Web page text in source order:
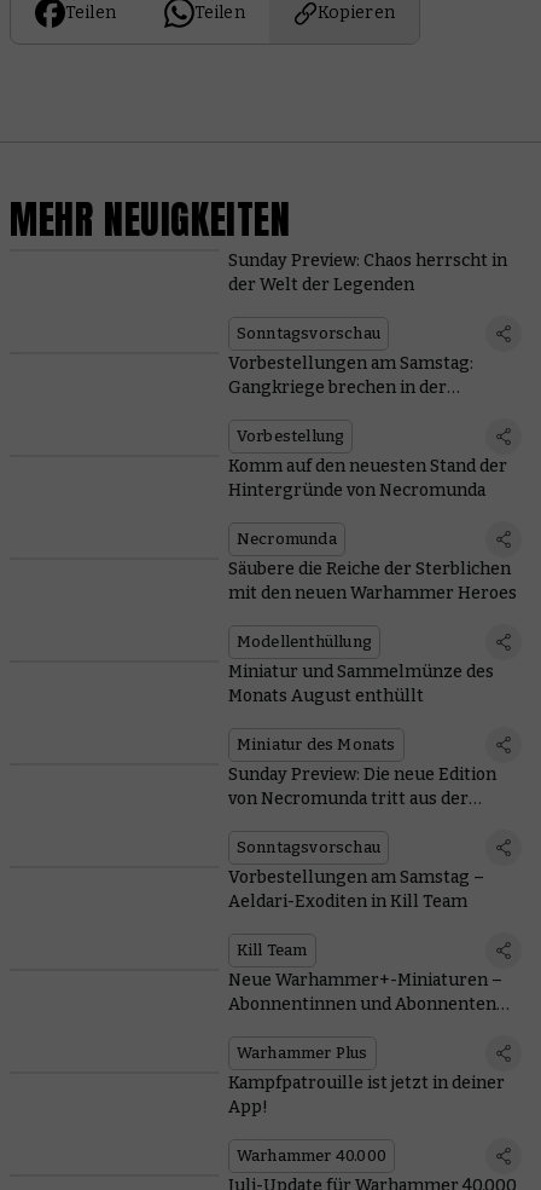
Teilen Teilen Kopieren
MEHR NEUIGKEITEN
Sunday Preview: Chaos herrscht in
der Welt der Legenden
Sonntagsvorschau
Vorbestellungen am Samstag:
Gangkriege brechen in der
Vorbestellung
Komm auf den neuesten Stand der
Hintergründe von Necromunda
Necromunda
Säubere die Reiche der Sterblichen
mit den neuen Warhammer Heroes
Modellenthüllung
Miniatur und Sammelmünze des
Monats August enthüllt
Miniatur des Monats
Sunday Preview: Die neue Edition
von Necromunda tritt aus der
Sonntagsvorschau
Vorbestellungen am Samstag –
Aeldari-Exoditen in Kill Team
Kill Team
Neue Warhammer+-Miniaturen –
Abonnentinnen und Abonnenten
Warhammer Plus
Kampfpatrouille ist jetzt in deiner
App!
Warhammer 40.000
Juli-Update für Warhammer 40.000